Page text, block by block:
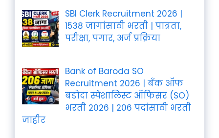
SBI Clerk Recruitment 2026 |
1538 जागांसाठी भरती | पात्रता,
परीक्षा, पगार, अर्ज प्रक्रिया
Bank of Baroda SO
Recruitment 2026 | बँक ऑफ
बडोदा स्पेशालिस्ट ऑफिसर (SO)
भरती 2026 | 206 पदांसाठी भरती
जाहीर